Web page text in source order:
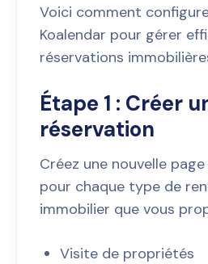
Voici comment
Koalendar pour gérer
réservations
Étape 1 : Créer
réservation
Créez une nouvelle
pour chaque type de
immobilier que vous
Visite de propriétés